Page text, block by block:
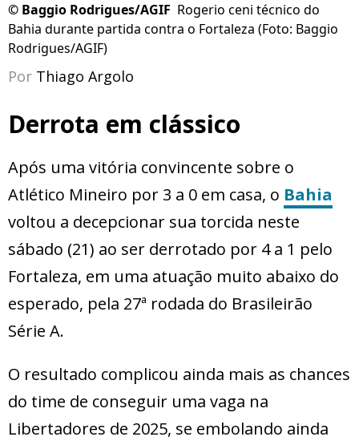
© Baggio Rodrigues/AGIF Rogerio ceni técnico do
Bahia durante partida contra o Fortaleza (Foto: Baggio
Rodrigues/AGIF)
Por Thiago Argolo
Derrota em clássico
Após uma vitória convincente sobre o
Atlético Mineiro por 3 a 0 em casa, o Bahia
voltou a decepcionar sua torcida neste
sábado (21) ao ser derrotado por 4 a 1 pelo
Fortaleza, em uma atuação muito abaixo do
esperado, pela 27ª rodada do Brasileirão
Série A.
O resultado complicou ainda mais as chances
do time de conseguir uma vaga na
Libertadores de 2025, se embolando ainda